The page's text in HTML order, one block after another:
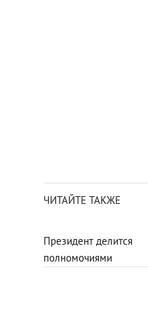
ЧИТАЙТЕ ТАКЖЕ
Президент делится
полномочиями